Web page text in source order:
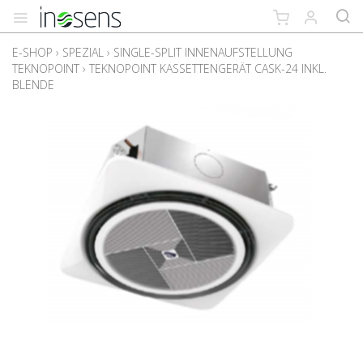
E-SHOP › SPEZIAL › SINGLE-SPLIT INNENAUFSTELLUNG
TEKNOPOINT › TEKNOPOINT KASSETTENGERÄT CASK-24 INKL.
BLENDE